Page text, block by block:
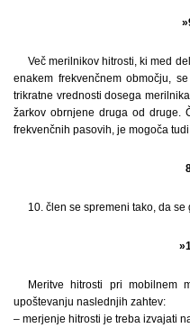
Več merilnikov hitrosti, ki med
enakem frekvenčnem območju,
trikratne vrednosti dosega
žarkov obrnjene druga od druge.
frekvenčnih pasovih, je mogoča
10. člen se spremeni tako, da se
Meritve hitrosti pri mobilnem
upoštevanju naslednjih zahtev:
– merjenje hitrosti je treba izvajati